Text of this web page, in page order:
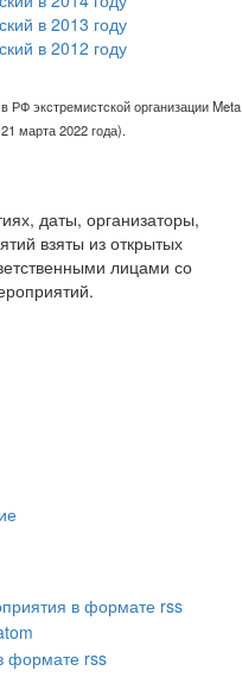
в 2013 году
в 2012 году
экстремистской организации Meta
марта 2022 года).
даты, организаторы,
взяты из открытых
лицами со